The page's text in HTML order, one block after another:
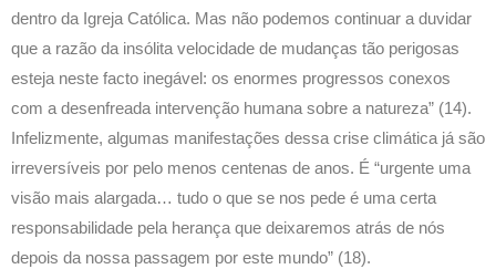
dentro da Igreja Católica. Mas não podemos continuar a duvidar
que a razão da insólita velocidade de mudanças tão perigosas
esteja neste facto inegável: os enormes progressos conexos
com a desenfreada intervenção humana sobre a natureza” (14).
Infelizmente, algumas manifestações dessa crise climática já são
irreversíveis por pelo menos centenas de anos. É “urgente uma
visão mais alargada… tudo o que se nos pede é uma certa
responsabilidade pela herança que deixaremos atrás de nós
depois da nossa passagem por este mundo” (18).